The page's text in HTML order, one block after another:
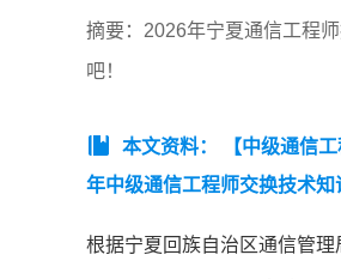
摘要：2026年宁夏通信工程
吧！
本文资料： 【中级通信
年中级通信工程师交换技术知
根据宁夏回族自治区通信管理